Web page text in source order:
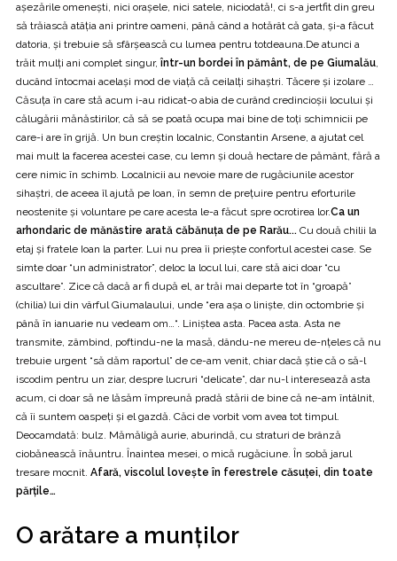
aşezările omeneşti, nici oraşele, nici satele, niciodată!, ci s-a jertfit din greu
să trăiască atâţia ani printre oameni, până când a hotărât că gata, şi-a făcut
datoria, şi trebuie să sfârşească cu lumea pentru totdeauna.De atunci a
trăit mulţi ani complet singur, într-un bordei în pământ, de pe Giumalău,
ducând întocmai acelaşi mod de viaţă că ceilalţi sihaştri. Tăcere şi izolare …
Căsuţa în care stă acum i-au ridicat-o abia de curând credincioşii locului şi
călugării mănăstirilor, că să se poată ocupa mai bine de toţi schimnicii pe
care-i are în grijă. Un bun creştin localnic, Constantin Arsene, a ajutat cel
mai mult la facerea acestei case, cu lemn şi două hectare de pământ, fără a
cere nimic în schimb. Localnicii au nevoie mare de rugăciunile acestor
sihaştri, de aceea îl ajută pe Ioan, în semn de preţuire pentru eforturile
neostenite şi voluntare pe care acesta le-a făcut spre ocrotirea lor.Ca un
arhondaric de mănăstire arată căbănuţa de pe Rarău... Cu două chilii la
etaj şi fratele Ioan la parter. Lui nu prea îi prieşte confortul acestei case. Se
simte doar “un administrator”, deloc la locul lui, care stă aici doar “cu
ascultare”. Zice că dacă ar fi după el, ar trăi mai departe tot în “groapă”
(chilia) lui din vârful Giumalaului, unde “era aşa o linişte, din octombrie şi
până în ianuarie nu vedeam om…“. Liniştea asta. Pacea asta. Asta ne
transmite, zâmbind, poftindu-ne la masă, dându-ne mereu de-nţeles că nu
trebuie urgent “să dăm raportul” de ce-am venit, chiar dacă ştie că o să-l
iscodim pentru un ziar, despre lucruri “delicate”, dar nu-l interesează asta
acum, ci doar să ne lăsăm împreună pradă stării de bine că ne-am întâlnit,
că îi suntem oaspeţi şi el gazdă. Căci de vorbit vom avea tot timpul.
Deocamdată: bulz. Mămăligă aurie, aburindă, cu straturi de brânză
ciobănească înăuntru. Înaintea mesei, o mică rugăciune. În sobă jarul
tresare mocnit. Afară, viscolul loveşte în ferestrele căsuţei, din toate
părţile…
O arătare a munţilor